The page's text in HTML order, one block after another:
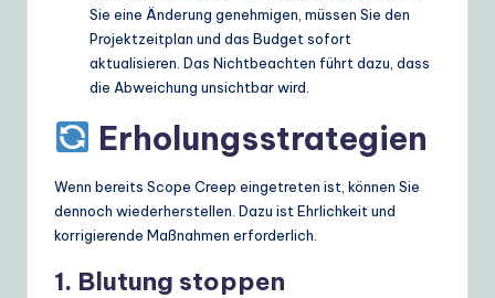
Sie eine Änderung genehmigen, müssen Sie den
Projektzeitplan und das Budget sofort
aktualisieren. Das Nichtbeachten führt dazu, dass
die Abweichung unsichtbar wird.
Erholungsstrategien
Wenn bereits Scope Creep eingetreten ist, können Sie
dennoch wiederherstellen. Dazu ist Ehrlichkeit und
korrigierende Maßnahmen erforderlich.
1. Blutung stoppen